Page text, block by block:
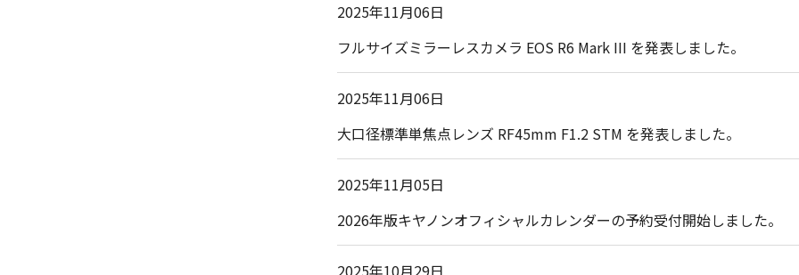
2025年11月06日
フルサイズミラーレスカメラ EOS R6 Mark III を発表しました。
2025年11月06日
大口径標準単焦点レンズ RF45mm F1.2 STM を発表しました。
2025年11月05日
2026年版キヤノンオフィシャルカレンダーの予約受付開始しました。
2025年10月29日